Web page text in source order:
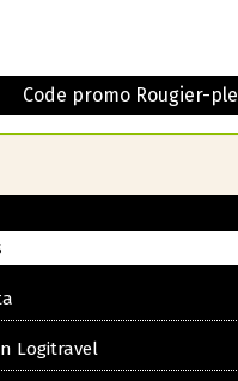
Code promo Rougier-ple
Logitravel